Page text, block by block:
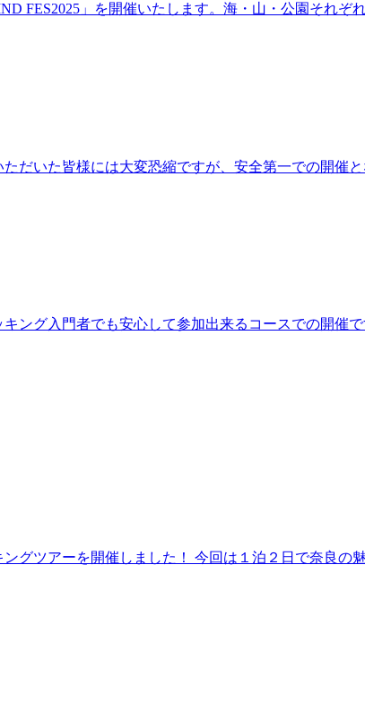
FES2025」を開催いたします。海・山・公園それ
だいた皆様には大変恐縮ですが、安全第一での開催
ング入門者でも安心して参加出来るコースでの開催
グツアーを開催しました！ 今回は１泊２日で奈良の